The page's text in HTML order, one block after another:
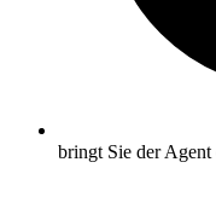
bringt Sie der